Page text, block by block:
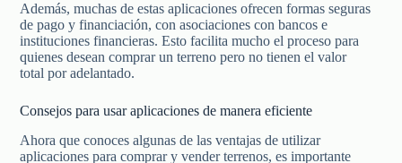
Además, muchas de estas aplicaciones ofrecen formas seguras
de pago y financiación, con asociaciones con bancos e
instituciones financieras. Esto facilita mucho el proceso para
quienes desean comprar un terreno pero no tienen el valor
total por adelantado.
Consejos para usar aplicaciones de manera eficiente
Ahora que conoces algunas de las ventajas de utilizar
aplicaciones para comprar y vender terrenos, es importante